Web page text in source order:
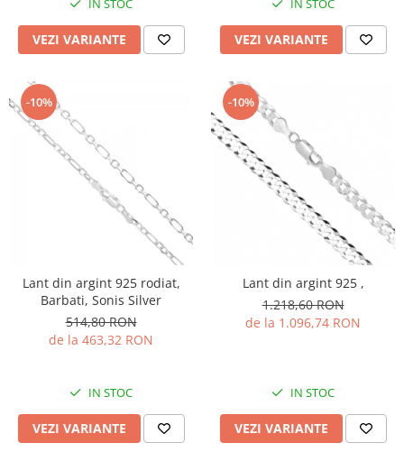
IN STOC
VEZI VARIANTE
IN STOC
VEZI VARIANTE
-10%
Lant din argint 925 rodiat,
Barbati, Sonis Silver
514,80 RON
de la 463,32 RON
IN STOC
VEZI VARIANTE
-10%
Lant din argint 925 ,
1.218,60 RON
de la 1.096,74 RON
IN STOC
VEZI VARIANTE